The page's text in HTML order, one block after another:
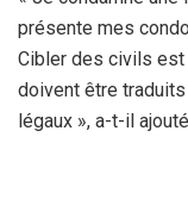
présente mes
Cibler des civils
doivent être
légaux », a-t-il